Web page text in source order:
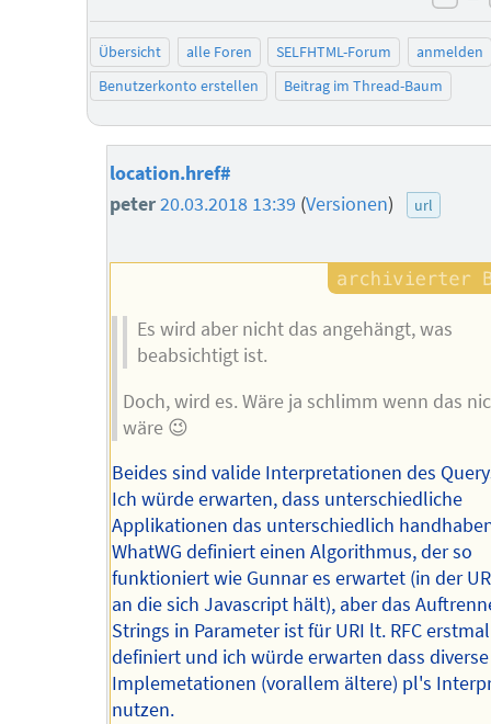
Übersicht alle Foren SELFHTML-Forum
anmelden
Benutzerkonto erstellen
Beitrag im Thread-Baum
location.href#
peter20.03.2018 13:39 (Versionen) url
Es wird aber nicht das angehängt, was
beabsichtigt ist.
Doch, wird es. Wäre ja schlimm wenn das
wäre 😉
Beides sind valide Interpretationen des
Ich würde erwarten, dass unterschiedliche
Applikationen das unterschiedlich
WhatWG definiert einen Algorithmus, der so
funktioniert wie Gunnar es erwartet (in der
an die sich Javascript hält), aber das
Strings in Parameter ist für URI lt. RFC
definiert und ich würde erwarten dass diverse
Implemetationen (vorallem ältere) pl's
nutzen.